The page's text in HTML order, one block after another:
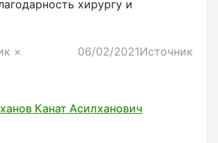
хирургу и
×
06/02/2021Источник
Канат Асилханович